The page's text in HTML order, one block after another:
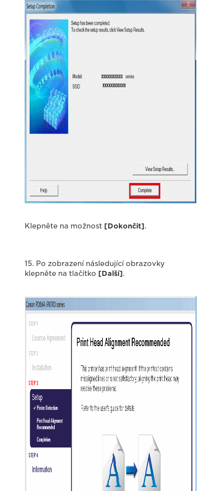
Klepněte na možnost [Dokončit].
15. Po zobrazení následující obrazovky
klepněte na tlačítko [Další].